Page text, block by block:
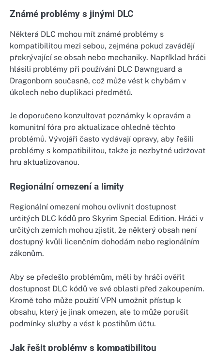
Známé problémy s jinými DLC
Některá DLC mohou mít známé problémy s
kompatibilitou mezi sebou, zejména pokud zavádějí
překrývající se obsah nebo mechaniky. Například hráči
hlásili problémy při používání DLC Dawnguard a
Dragonborn současně, což může vést k chybám v
úkolech nebo duplikaci předmětů.
Je doporučeno konzultovat poznámky k opravám a
komunitní fóra pro aktualizace ohledně těchto
problémů. Vývojáři často vydávají opravy, aby řešili
problémy s kompatibilitou, takže je nezbytné udržovat
hru aktualizovanou.
Regionální omezení a limity
Regionální omezení mohou ovlivnit dostupnost
určitých DLC kódů pro Skyrim Special Edition. Hráči v
určitých zemích mohou zjistit, že některý obsah není
dostupný kvůli licenčním dohodám nebo regionálním
zákonům.
Aby se předešlo problémům, měli by hráči ověřit
dostupnost DLC kódů ve své oblasti před zakoupením.
Kromě toho může použití VPN umožnit přístup k
obsahu, který je jinak omezen, ale to může porušit
podmínky služby a vést k postihům účtu.
Jak řešit problémy s kompatibilitou